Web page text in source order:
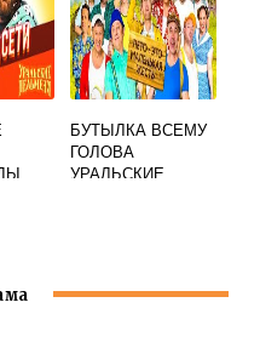
БУТЫЛКА ВСЕМУ
ГОЛОВА
УРАЛЬСКИЕ